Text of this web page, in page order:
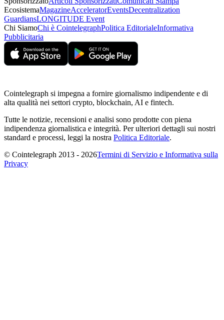
EcosistemaMagazineAcceleratorEventsDecentralization
GuardiansLONGITUDE Event
Chi SiamoChi è CointelegraphPolitica EditorialeInformativa
Pubblicitaria
Cointelegraph si impegna a fornire giornalismo indipendente e di
alta qualità nei settori crypto, blockchain, AI e fintech.
Tutte le notizie, recensioni e analisi sono prodotte con piena
indipendenza giornalistica e integrità. Per ulteriori dettagli sui nostri
standard e processi, leggi la nostra Politica Editoriale.
© Cointelegraph 2013 - 2026Termini di Servizio e Informativa sulla
Privacy